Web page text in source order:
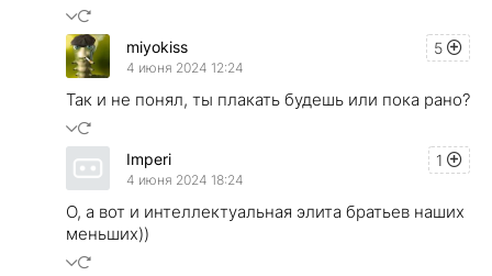
5
miyokiss
4 июня 2024 12:24
Так и не понял, ты плакать будешь или пока рано?
1
Imperi
4 июня 2024 18:24
О, а вот и интеллектуальная элита братьев наших
меньших))